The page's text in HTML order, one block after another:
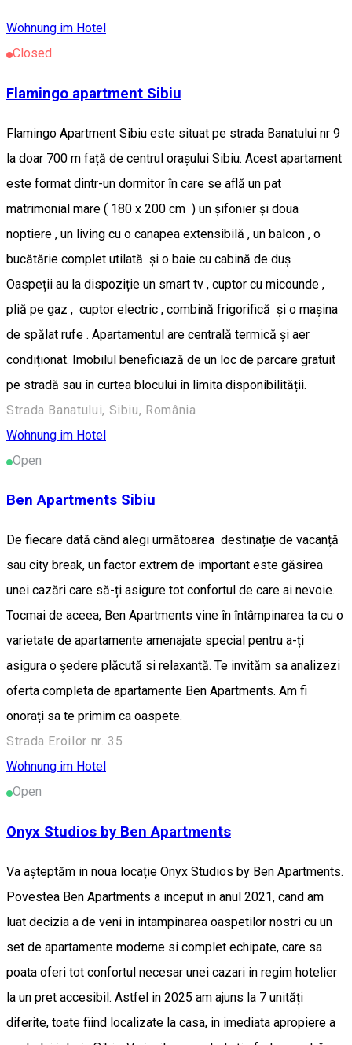
Wohnung im Hotel
Closed
Flamingo apartment Sibiu
Flamingo Apartment Sibiu este situat pe strada Banatului nr 9
la doar 700 m față de centrul orașului Sibiu. Acest apartament
este format dintr-un dormitor în care se află un pat
matrimonial mare ( 180 x 200 cm ) un șifonier și doua
noptiere , un living cu o canapea extensibilă , un balcon , o
bucătărie complet utilată și o baie cu cabină de duș .
Oaspeții au la dispoziție un smart tv , cuptor cu micounde ,
pliă pe gaz , cuptor electric , combină frigorifică și o mașina
de spălat rufe . Apartamentul are centrală termică și aer
condiționat. Imobilul beneficiază de un loc de parcare gratuit
pe stradă sau în curtea blocului în limita disponibilității.
Strada Banatului, Sibiu, România
Wohnung im Hotel
Open
Ben Apartments Sibiu
De fiecare dată când alegi următoarea destinație de vacanță
sau city break, un factor extrem de important este găsirea
unei cazări care să-ți asigure tot confortul de care ai nevoie.
Tocmai de aceea, Ben Apartments vine în întâmpinarea ta cu o
varietate de apartamente amenajate special pentru a-ți
asigura o ședere plăcută si relaxantă. Te invităm sa analizezi
oferta completa de apartamente Ben Apartments. Am fi
onorați sa te primim ca oaspete.
Strada Eroilor nr. 35
Wohnung im Hotel
Open
Onyx Studios by Ben Apartments
Va așteptăm in noua locație Onyx Studios by Ben Apartments.
Povestea Ben Apartments a inceput in anul 2021, cand am
luat decizia a de veni in intampinarea oaspetilor nostri cu un
set de apartamente moderne si complet echipate, care sa
poata oferi tot confortul necesar unei cazari in regim hotelier
la un pret accesibil. Astfel in 2025 am ajuns la 7 unități
diferite, toate fiind localizate la casa, in imediata apropiere a